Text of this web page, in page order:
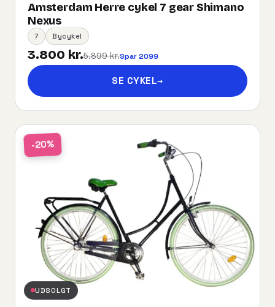
Amsterdam Herre cykel 7 gear Shimano
Nexus
7 Bycykel
3.800 kr.5.899 kr.Spar 2099
SE CYKEL→
-20%
UDSOLGT